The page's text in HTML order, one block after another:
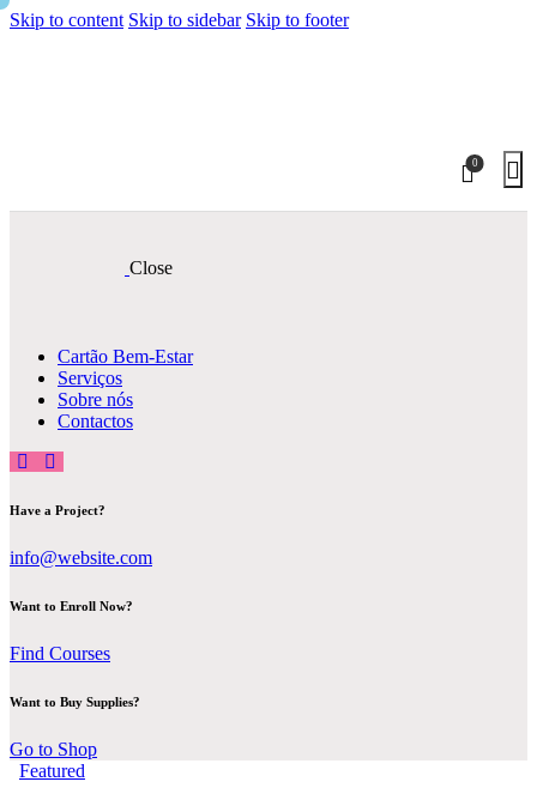
Skip to content Skip to sidebar Skip to footer
0
Close
Cartão Bem-Estar
Serviços
Sobre nós
Contactos
Have a Project?
info@website.com
Want to Enroll Now?
Find Courses
Want to Buy Supplies?
Go to Shop
Featured